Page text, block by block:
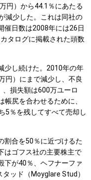
円）から44.1％にあたる
減少した。これは同社の
催日数は2008年には26日
タログに掲載された頭数
少し続けた。2010年の年
円）にまで減少し、不良
損失額は600万ユーロ
帳尻を合わせるために、
5％を残してすべて売却し
割合を50％に近づけるた
はゴフス社の主要株主で
下が40％、ヘフナーファ
ッド（Moyglare Stud）